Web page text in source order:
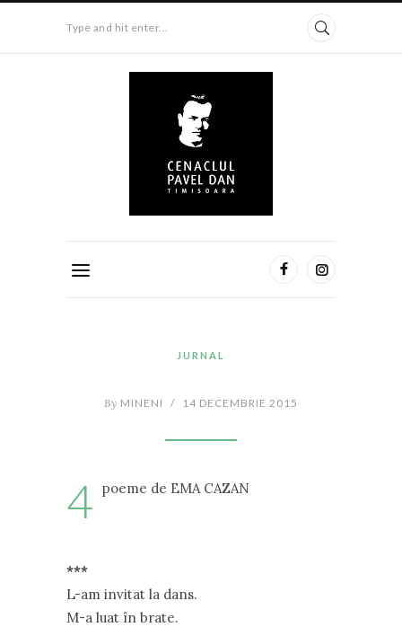
Type and hit enter...
JURNAL
By MINENI / 14 DECEMBRIE 2015
4 poeme de EMA CAZAN
***
L-am invitat la dans.
M-a luat în brate.